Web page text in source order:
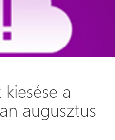
a
augusztus